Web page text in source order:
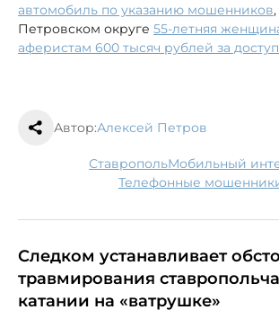
автомобиль по указанию мошенников
Петровском округе 55-летняя
аферистам 600 тысяч рублей за доступ
Автор:Алексей Петров
Ставрополь
мобильный
телефонные
Следком устанавливает
травмирования
катании на «ватрушке»